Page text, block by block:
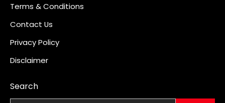
Terms & Conditions
Contact Us
Privacy Policy
Disclaimer
Search